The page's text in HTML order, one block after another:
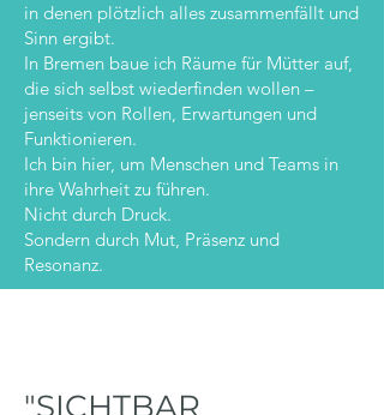
in denen plötzlich alles zusammenfällt und
Sinn ergibt.
In Bremen baue ich Räume für Mütter auf,
die sich selbst wiederfinden wollen –
jenseits von Rollen, Erwartungen und
Funktionieren.
Ich bin hier, um Menschen und Teams in
ihre Wahrheit zu führen.
Nicht durch Druck.
Sondern durch Mut, Präsenz und
Resonanz.
"SICHTBAR